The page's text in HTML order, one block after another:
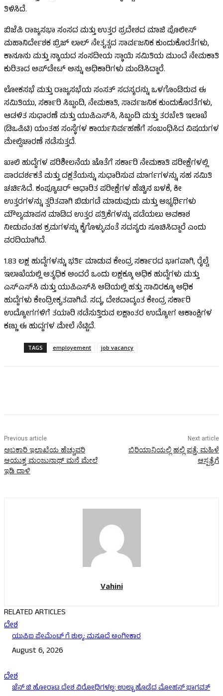
ತಿಳಿಸಿದೆ.
ಬಿಜೆಪಿ ರಾಜ್ಯಸಭಾ ಸಂಸದ ಮತ್ತು ಉತ್ತರ ಪ್ರದೇಶದ ಮಾಜಿ ಪೊಲೀಸ್
ಮಹಾನಿರ್ದೇಶಕ ಬ್ರಿಜ್ ಲಾಲ್ ನೇತೃತ್ವದ ಸಾರ್ವಜನಿಕ ಕುಂದುಕೊರತೆಗಳು,
ಕಾನೂನು ಮತ್ತು ನ್ಯಾಯದ ಸಂಸದೀಯ ಸ್ಥಾಯಿ ಸಮಿತಿಯ ಮುಂದೆ ನೇಮಕಾತಿ
ಕುರಿತಾದ ಅಪ್‌ಡೇಟ್ ಅನ್ನು ಅಧಿಕಾರಿಗಳು ಮಂಡಿಸಿದ್ದಾರೆ.
ಲೋಕಸಭೆ ಮತ್ತು ರಾಜ್ಯಸಭೆಯ ಸಂಸತ್ ಸದಸ್ಯರನ್ನು ಒಳಗೊಂಡಿರುವ ಈ
ಸಮಿತಿಯು, ಸರ್ಕಾರಿ ಸಿಬ್ಬಂದಿ, ನೇಮಕಾತಿ, ಸಾರ್ವಜನಿಕ ಕುಂದುಕೊರತೆಗಳು,
ಆಡಳಿತ ಸುಧಾರಣೆ ಮತ್ತು ಯುಪಿಎಸ್‌ಸಿ, ಸಿಬ್ಬಂದಿ ಮತ್ತು ತರಬೇತಿ ಇಲಾಖೆ
(ಡಿಒಪಿಟಿ) ಯಂತಹ ಸಂಸ್ಥೆಗಳ ಕಾರ್ಯನಿರ್ವಹಣೆಗೆ ಸಂಬಂಧಿಸಿದ ವಿಷಯಗಳ
ಮೇಲ್ವಿಚಾರಣೆ ನಡೆಸುತ್ತದೆ.
ಖಾಲಿ ಹುದ್ದೆಗಳ ಪರಿಶೀಲನೆಯ ಜೊತೆಗೆ ಸರ್ಕಾರಿ ನೇಮಕಾತಿ ಪರೀಕ್ಷೆಗಳಲ್ಲಿ
ಪಾರದರ್ಶಕತೆ ಮತ್ತು ದಕ್ಷತೆಯನ್ನು ಸುಧಾರಿಸುವ ಮಾರ್ಗಗಳನ್ನು ಸಹ ಸಮಿತಿ
ಚರ್ಚಿಸಿದೆ. ಕಂಪ್ಯೂಟರ್ ಆಧಾರಿತ ಪರೀಕ್ಷೆಗಳ ಹೆಚ್ಚಿನ ಬಳಕೆ, ಕೀ
ಉತ್ತರಗಳನ್ನು ತ್ವರಿತವಾಗಿ ಬಿಡುಗಡೆ ಮಾಡುವುದು ಮತ್ತು ಅಭ್ಯರ್ಥಿಗಳು
ಮೌಲ್ಯಮಾಪನ ಮಾಡಿದ ಉತ್ತರ ಪತ್ರಿಕೆಗಳನ್ನು ಪಡೆಯಲು ಅವಕಾಶ
ನೀಡುವಂತಹ ಕ್ರಮಗಳನ್ನು ಕೈಗೊಳ್ಳುವಂತೆ ಸದಸ್ಯರು ಸೂಚಿಸಿದ್ದಾರೆ ಎಂದು
ವರದಿಯಾಗಿದೆ.
1.83 ಲಕ್ಷ ಹುದ್ದೆಗಳನ್ನು ಭರ್ತಿ ಮಾಡುವ ಕೇಂದ್ರ ಸರ್ಕಾರದ ಭಾಗವಾಗಿ, ರೈಲ್ವೆ
ಇಲಾಖೆಯಲ್ಲಿ ಅತ್ಯಧಿಕ ಅಂದರೆ ಒಂದು ಲಕ್ಷಕ್ಕೂ ಅಧಿಕ ಹುದ್ದೆಗಳು ಮತ್ತು
ಎಸ್‌ಎಸ್‌ಸಿ ಮತ್ತು ಯುಪಿಎಸ್‌ಸಿ ಅಡಿಯಲ್ಲಿ ಹತ್ತು ಸಾವಿರಕ್ಕೂ ಅಧಿಕ
ಹುದ್ದೆಗಳು ಕೇಂದ್ರೀಕೃತವಾಗಿವೆ. ಸದ್ಯ, ದೇಶದಾದ್ಯಂತ ಕೇಂದ್ರ ಸರ್ಕಾರಿ
ಉದ್ಯೋಗಗಳಿಗೆ ತಯಾರಿ ನಡೆಸುತ್ತಿರುವ ಲಕ್ಷಾಂತರ ಉದ್ಯೋಗ ಆಕಾಂಕ್ಷಿಗಳ
ಕಣ್ಣು ಈ ಹುದ್ದಗಳ ಮೇಲೆ ನೆಟ್ಟಿದೆ.
TAGS employement job vacancy
Previous article
ಅಬಕಾರಿ ಇಲಾಖೆಯ ಹೆಚ್ಚುವರಿ
ಆಯುಕ್ತ ಮಂಜುನಾಥ್‌ ಮನೆ ಮೇಲೆ
ಇಡಿ ದಾಳಿ
Next article
ಬಿರಿಯಾನಿಯಲ್ಲಿ ಹಲ್ಲಿ ಪತ್ತೆ; ಮಹಿಳೆ
ಆಸ್ಪತ್ರೆಗೆ
Vahini
RELATED ARTICLES
ದೇಶ
ಯುಪಿಐ ಪೇಮೆಂಟ್ ಗೆ ಶುಲ್ಕ: ಮಸೂದೆ ಅಂಗೀಕಾರ
August 6, 2026
ದೇಶ
ಜೆನ್ ಜಿ ಹೋರಾಟ ದೇಶ ವಿರೋಧಿಗಳಲ್ಲ: ಉಲ್ಟಾ ಹೊಡೆದ ಮೋಹನ್ ಭಾಗವತ್